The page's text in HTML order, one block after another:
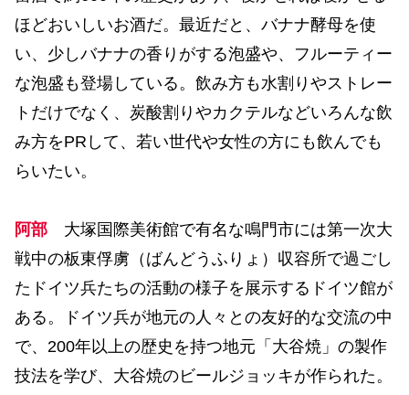
ほどおいしいお酒だ。最近だと、バナナ酵母を使
い、少しバナナの香りがする泡盛や、フルーティー
な泡盛も登場している。飲み方も水割りやストレー
トだけでなく、炭酸割りやカクテルなどいろんな飲
み方をPRして、若い世代や女性の方にも飲んでも
らいたい。
阿部 大塚国際美術館で有名な鳴門市には第一次大
戦中の板東俘虜（ばんどうふりょ）収容所で過ごし
たドイツ兵たちの活動の様子を展示するドイツ館が
ある。ドイツ兵が地元の人々との友好的な交流の中
で、200年以上の歴史を持つ地元「大谷焼」の製作
技法を学び、大谷焼のビールジョッキが作られた。